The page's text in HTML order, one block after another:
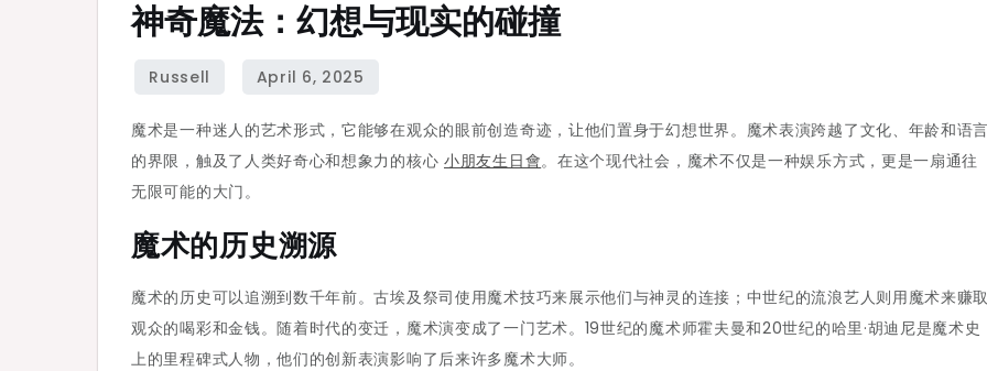
神
幻
想
的
碰
撞
神奇魔法：幻想与现实的碰撞
魔术是一种迷人的艺术形式，它能够在观众的眼前创造奇迹，让他们置身于幻想世界。魔术表演跨越了文化、年龄和语言
的界限，触及了人类好奇心和想象力的核心 小朋友生日會。在这个现代社会，魔术不仅是一种娱乐方式，更是一扇通往
无限可能的大门。
魔术的历史溯源
魔术的历史可以追溯到数千年前。古埃及祭司使用魔术技巧来展示他们与神灵的连接；中世纪的流浪艺人则用魔术来赚取
观众的喝彩和金钱。随着时代的变迁，魔术演变成了一门艺术。19世纪的魔术师霍夫曼和20世纪的哈里·胡迪尼是魔术史
上的里程碑式人物，他们的创新表演影响了后来许多魔术大师。